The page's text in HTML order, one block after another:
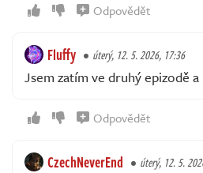
Odpovědět
Fluffy úterý, 12. 5. 2026, 17:36
Jsem zatím ve druhý epizodě
Odpovědět
CzechNeverEnd úterý, 12. 5.